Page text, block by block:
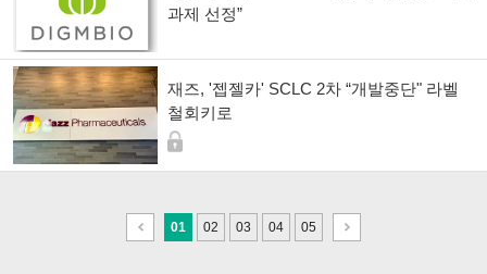
과제 선정”
재즈, '젭젤카' SCLC 2차 “개발중단" 라벨
철회키로
이
전
01 02 03 04 05
다
음